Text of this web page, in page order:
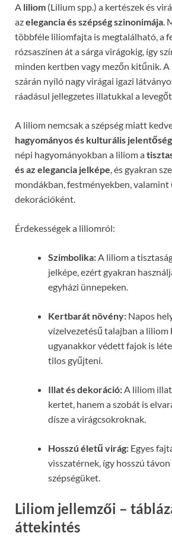
A liliom (Lilium spp.) a kertészek és
azelegancia és szépség szinonimája .
többféle liliomfajta is megtalálható, a
rózsaszínen át a sárga virágokig, így
minden kertben vagy mezőn kitűnik.
szárán nyíló nagy virágai igazi
ráadásul jellegzetes illatukkal a
A liliom nemcsak a szépség miatt
hagyományos és kulturális
népi hagyományokban a liliom a
és az elegancia jelképe , és gyakran
mondákban, festményekben, valamint
dekorációként.
Érdekességek a liliomról:
Szimbolika: A liliom a
jelképe, ezért gyakran
egyházi ünnepeken.
Kertbarát növény: Napos
vízelvezetésű talajban a liliom
ugyanakkor védett fajok is
tilos gyűjteni.
Illat és dekoráció: A liliom
kertet, hanem a szobát is
dísze a virágcsokroknak.
Hosszú életű virág: Egyes
visszatérnek, így hosszú
szépségüket.
Liliom jellemzői –
áttekintés